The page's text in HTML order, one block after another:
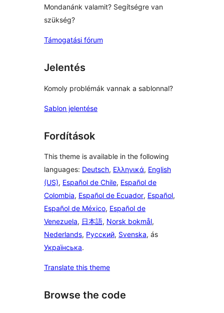
Mondanánk valamit? Segítségre van
szükség?
Támogatási fórum
Jelentés
Komoly problémák vannak a sablonnal?
Sablon jelentése
Fordítások
This theme is available in the following
languages: Deutsch, Ελληνικά, English
(US), Español de Chile, Español de
Colombia, Español de Ecuador, Español,
Español de México, Español de
Venezuela, 日本語, Norsk bokmål,
Nederlands, Русский, Svenska, ás
Українська.
Translate this theme
Browse the code